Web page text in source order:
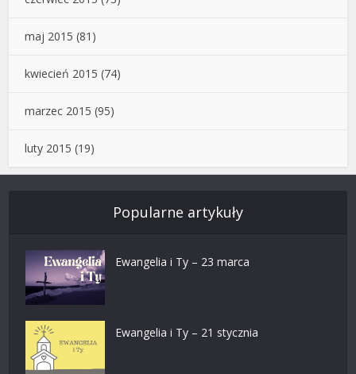
maj 2015 (81)
kwiecień 2015 (74)
marzec 2015 (95)
luty 2015 (19)
Popularne artykuły
Ewangelia i Ty – 23 marca
Ewangelia i Ty – 21 stycznia